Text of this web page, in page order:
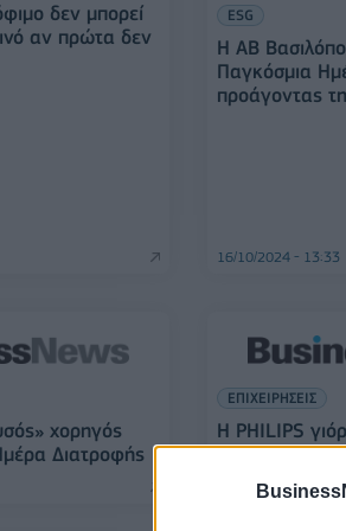
δεν μπορεί
αν πρώτα δεν
ESG
H ΑΒ
Παγκόσμια
προάγοντας
16/10/2024 - 13:33
χορηγός
Διατροφής
ΕΠΙΧΕΙΡΗΣΕΙΣ
Η PHILIPS
ημέρα
22/10/2019 - 12:59